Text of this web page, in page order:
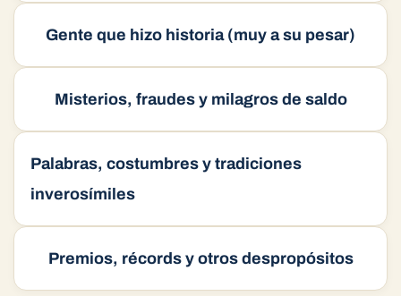
Gente que hizo historia (muy a su pesar)
Misterios, fraudes y milagros de saldo
Palabras, costumbres y tradiciones
inverosímiles
Premios, récords y otros despropósitos